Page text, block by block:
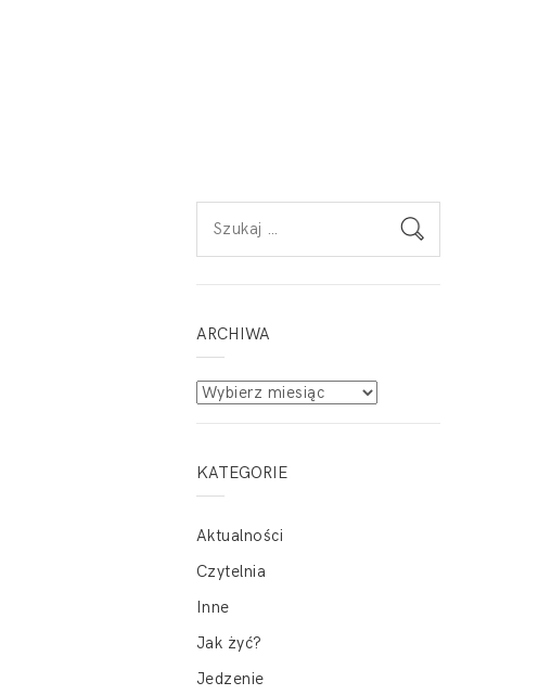
ARCHIWA
Archiwa
KATEGORIE
Aktualności
Czytelnia
Inne
Jak żyć?
Jedzenie